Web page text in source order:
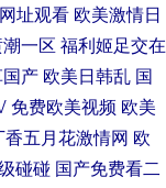
址观看 欧美激情日
一区 福利姬足交在
产 欧美日韩乱 国
免费欧美视频 欧美
香五月花激情网 欧
碰碰 国产免费看二